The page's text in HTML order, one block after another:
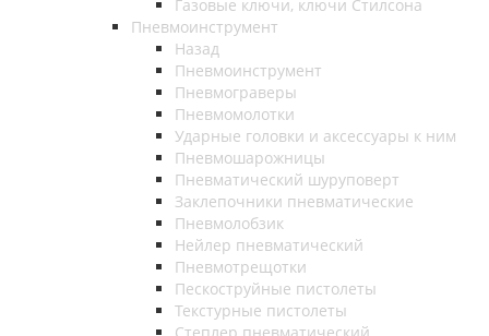
Газовые ключи, ключи Стилсона
Пневмоинструмент
Назад
Пневмоинструмент
Пневмограверы
Пневмомолотки
Ударные головки и аксессуары к ним
Пневмошарожницы
Пневматический шуруповерт
Заклепочники пневматические
Пневмолобзик
Нейлер пневматический
Пневмотрещотки
Пескоструйные пистолеты
Текстурные пистолеты
Степлер пневматический